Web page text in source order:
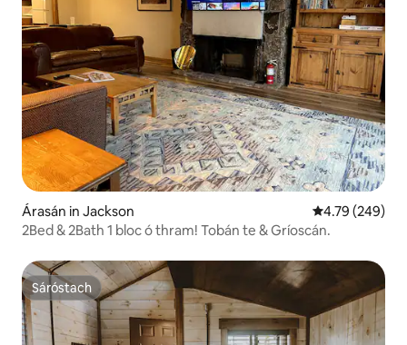
Árasán in Jackson Meánrátáil
4.79 (249)
2Bed & 2Bath 1 bloc ó thram! Tobán te & Gríoscán.
Sáróstach
Sáróstach